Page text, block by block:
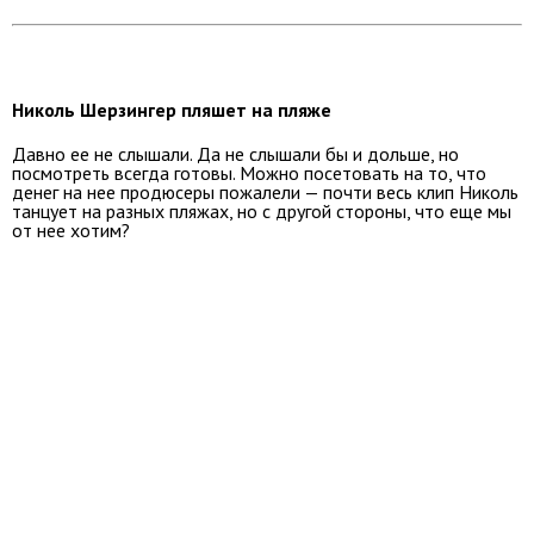
Николь Шерзингер пляшет на пляже
Давно ее не слышали. Да не слышали бы и дольше, но
посмотреть всегда готовы. Можно посетовать на то, что
денег на нее продюсеры пожалели — почти весь клип Николь
танцует на разных пляжах, но с другой стороны, что еще мы
от нее хотим?